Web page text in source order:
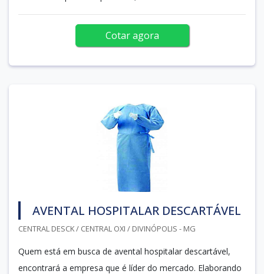
Cotar agora
AVENTAL HOSPITALAR DESCARTÁVEL
CENTRAL DESCK / CENTRAL OXI / DIVINÓPOLIS - MG
Quem está em busca de avental hospitalar descartável,
encontrará a empresa que é líder do mercado. Elaborando